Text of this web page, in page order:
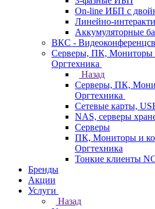
On-line ИБП с
Линейно-
Аккумуляторные
ВКС -
Серверы, ПК, Мониторы
Оргтехника
Назад
Серверы, ПК,
Оргтехника
Сетевые карты,
NAS, серверы
Серверы
ПК, Мониторы и
Оргтехника
Тонкие клиенты
Бренды
Акции
Услуги
Назад